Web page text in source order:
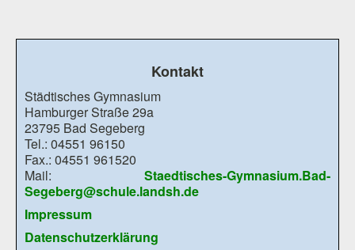
Kontakt
Städtisches Gymnasium
Hamburger Straße 29a
23795 Bad Segeberg
Tel.: 04551 96150
Fax.: 04551 961520
Mail: Staedtisches-Gymnasium.Bad-
Segeberg@schule.landsh.de
Impressum
Datenschutzerklärung